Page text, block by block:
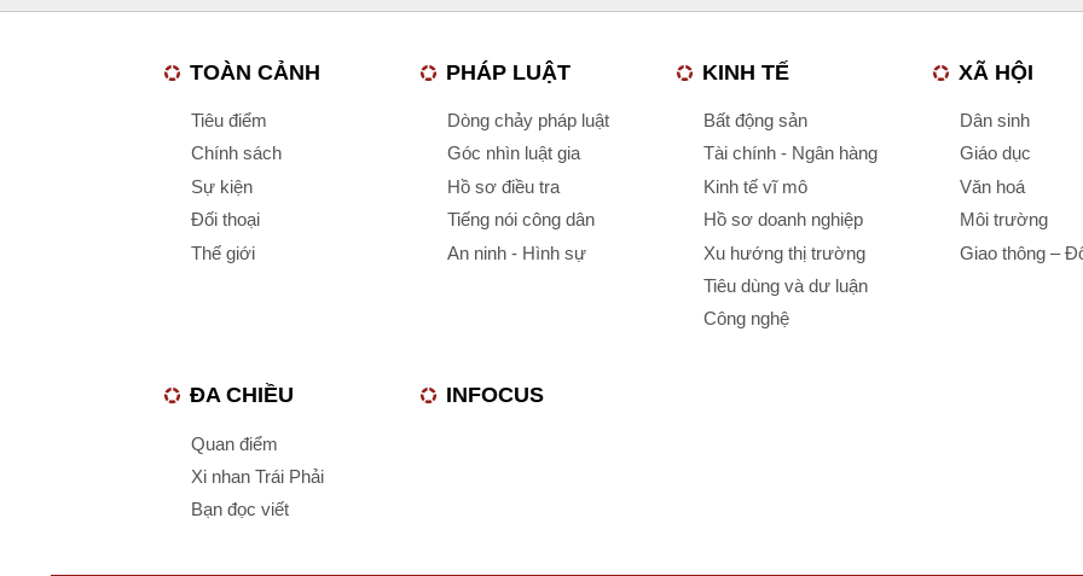
TOÀN CẢNH
Tiêu điểm
Chính sách
Sự kiện
Đối thoại
Thế giới
PHÁP LUẬT
Dòng chảy pháp luật
Góc nhìn luật gia
Hồ sơ điều tra
Tiếng nói công dân
An ninh - Hình sự
KINH TẾ
Bất động sản
Tài chính - Ngân hàng
Kinh tế vĩ mô
Hồ sơ doanh nghiệp
Xu hướng thị trường
Tiêu dùng và dư luận
Công nghệ
XÃ HỘI
Dân sinh
Giáo dục
Văn hoá
Môi trường
Giao thông –
ĐA CHIỀU
Quan điểm
Xi nhan Trái Phải
Bạn đọc viết
INFOCUS